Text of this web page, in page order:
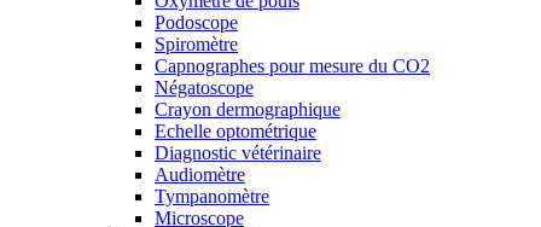
Podoscope
Spiromètre
Capnographes pour mesure du CO2
Négatoscope
Crayon dermographique
Echelle optométrique
Diagnostic vétérinaire
Audiomètre
Tympanomètre
Microscope